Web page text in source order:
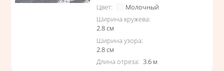
Цвет:
Молочный
Ширина кружева:
2.8см
Ширина узора:
2.8см
Длина отреза: 3.6 м